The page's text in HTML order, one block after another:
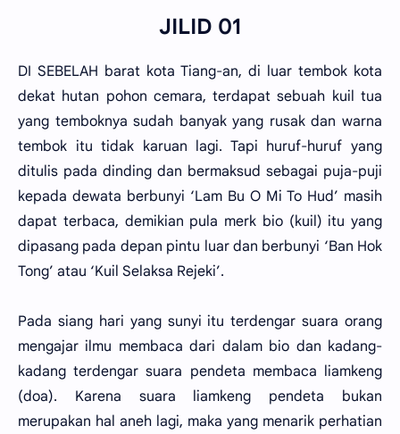
JILID 01
DI SEBELAH barat kota Tiang-an, di luar tembok kota
dekat hutan pohon cemara, terdapat sebuah kuil tua
yang temboknya sudah banyak yang rusak dan warna
tembok itu tidak karuan lagi. Tapi huruf-huruf yang
ditulis pada dinding dan bermaksud sebagai puja-puji
kepada dewata berbunyi ‘Lam Bu O Mi To Hud’ masih
dapat terbaca, demikian pula merk bio (kuil) itu yang
dipasang pada depan pintu luar dan berbunyi ‘Ban Hok
Tong’ atau ‘Kuil Selaksa Rejeki’.
Pada siang hari yang sunyi itu terdengar suara orang
mengajar ilmu membaca dari dalam bio dan kadang-
kadang terdengar suara pendeta membaca liamkeng
(doa). Karena suara liamkeng pendeta bukan
merupakan hal aneh lagi, maka yang menarik perhatian